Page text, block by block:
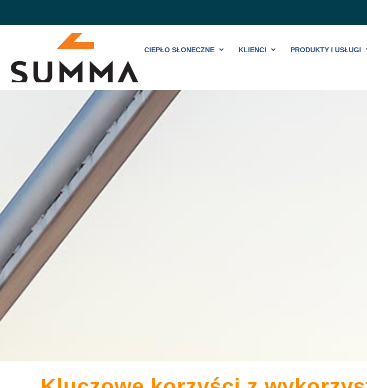
CIEPŁO SŁONECZNE KLIENCI PRODUKTY I USŁUGI